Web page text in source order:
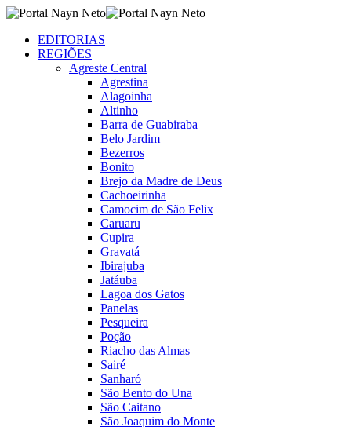
EDITORIAS
REGIÕES
Agreste Central
Agrestina
Alagoinha
Altinho
Barra de Guabiraba
Belo Jardim
Bezerros
Bonito
Brejo da Madre de Deus
Cachoeirinha
Camocim de São Felix
Caruaru
Cupira
Gravatá
Ibirajuba
Jatáuba
Lagoa dos Gatos
Panelas
Pesqueira
Poção
Riacho das Almas
Sairé
Sanharó
São Bento do Una
São Caitano
São Joaquim do Monte